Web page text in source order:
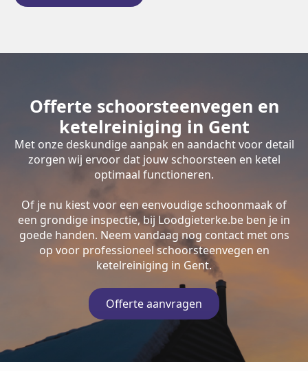
Offerte schoorsteenvegen en
ketelreiniging in Gent
Met onze deskundige aanpak en aandacht voor detail
zorgen wij ervoor dat jouw schoorsteen en ketel
optimaal functioneren.
Of je nu kiest voor een eenvoudige schoonmaak of
een grondige inspectie, bij Loodgieterke.be ben je in
goede handen. Neem vandaag nog contact met ons
op voor professioneel schoorsteenvegen en
ketelreiniging in Gent.
Offerte aanvragen